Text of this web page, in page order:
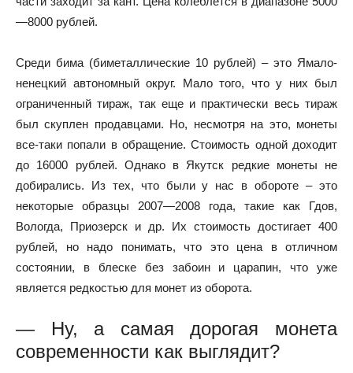
—8000 рублей.
Среди бима (биметаллические 10 рублей) – это Ямало-
ненецкий автономный округ. Мало того, что у них был
ограниченный тираж, так еще и практически весь тираж
был скуплен продавцами. Но, несмотря на это, монеты
все-таки попали в обращение. Стоимость одной доходит
до 16000 рублей. Однако в Якутск редкие монеты не
добирались. Из тех, что были у нас в обороте – это
некоторые образцы 2007—2008 года, такие как Гдов,
Вологда, Приозерск и др. Их стоимость достигает 400
рублей, но надо понимать, что это цена в отличном
состоянии, в блеске без забоин и царапин, что уже
является редкостью для монет из оборота.
— Ну, а самая дорогая монета
современности как выглядит?